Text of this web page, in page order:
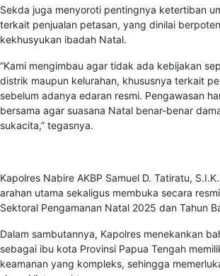
Sekda juga menyoroti pentingnya ketertiban
terkait penjualan petasan, yang dinilai
kekhusyukan ibadah Natal.
“Kami mengimbau agar tidak ada kebijakan
distrik maupun kelurahan, khususnya terkait
sebelum adanya edaran resmi. Pengawasan
bersama agar suasana Natal benar-benar
sukacita,” tegasnya.
Kapolres Nabire AKBP Samuel D. Tatiratu,
arahan utama sekaligus membuka secara
Sektoral Pengamanan Natal 2025 dan Tahun
Dalam sambutannya, Kapolres menekankan
sebagai ibu kota Provinsi Papua Tengah
keamanan yang kompleks, sehingga